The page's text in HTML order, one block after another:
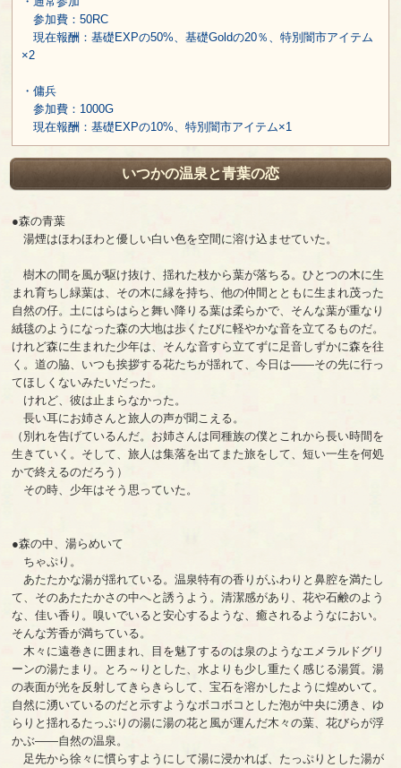
参加費：50RC
現在報酬：基礎EXPの50%、基礎Goldの20％、特別闇市アイテム
×2
・傭兵
参加費：1000G
現在報酬：基礎EXPの10%、特別闇市アイテム×1
いつかの温泉と青葉の恋
●森の青葉
湯煙はほわほわと優しい白い色を空間に溶け込ませていた。
樹木の間を風が駆け抜け、揺れた枝から葉が落ちる。ひとつの木に生
まれ育ちし緑葉は、その木に縁を持ち、他の仲間とともに生まれ茂った
自然の仔。土にはらはらと舞い降りる葉は柔らかで、そんな葉が重なり
絨毯のようになった森の大地は歩くたびに軽やかな音を立てるものだ。
けれど森に生まれた少年は、そんな音すら立てずに足音しずかに森を往
く。道の脇、いつも挨拶する花たちが揺れて、今日は――その先に行っ
てほしくないみたいだった。
けれど、彼は止まらなかった。
長い耳にお姉さんと旅人の声が聞こえる。
（別れを告げているんだ。お姉さんは同種族の僕とこれから長い時間を
生きていく。そして、旅人は集落を出てまた旅をして、短い一生を何処
かで終えるのだろう）
その時、少年はそう思っていた。
●森の中、湯らめいて
ちゃぷり。
あたたかな湯が揺れている。温泉特有の香りがふわりと鼻腔を満たし
て、そのあたたかさの中へと誘うよう。清潔感があり、花や石鹸のよう
な、佳い香り。嗅いでいると安心するような、癒されるようなにおい。
そんな芳香が満ちている。
木々に遠巻きに囲まれ、目を魅了するのは泉のようなエメラルドグリ
ーンの湯たまり。とろ～りとした、水よりも少し重たく感じる湯質。湯
の表面が光を反射してきらきらして、宝石を溶かしたように煌めいて。
自然に湧いているのだと示すようなボコボコとした泡が中央に湧き、ゆ
らりと揺れるたっぷりの湯に湯の花と風が運んだ木々の葉、花びらが浮
かぶ――自然の温泉。
足先から徐々に慣らすようにして湯に浸かれば、たっぷりとした湯が